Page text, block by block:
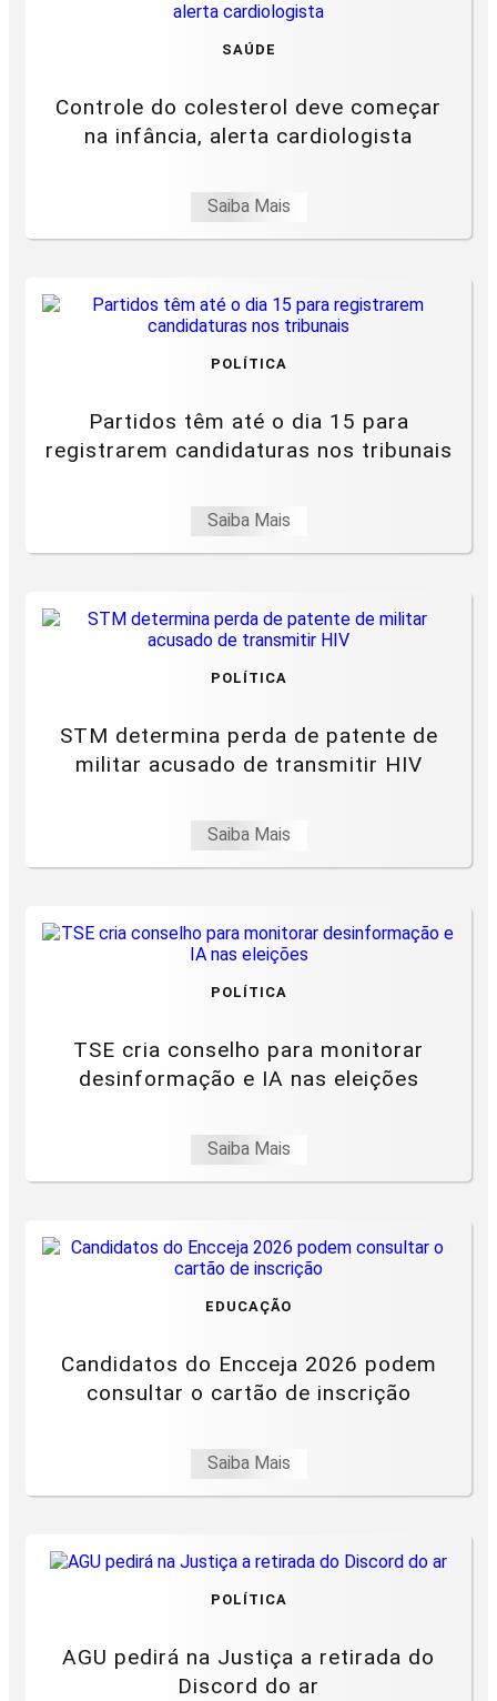
SAÚDE
Controle do colesterol deve começar
na infância, alerta cardiologista
Saiba Mais
POLÍTICA
Partidos têm até o dia 15 para
registrarem candidaturas nos tribunais
Saiba Mais
POLÍTICA
STM determina perda de patente de
militar acusado de transmitir HIV
Saiba Mais
POLÍTICA
TSE cria conselho para monitorar
desinformação e IA nas eleições
Saiba Mais
EDUCAÇÃO
Candidatos do Encceja 2026 podem
consultar o cartão de inscrição
Saiba Mais
POLÍTICA
AGU pedirá na Justiça a retirada do
Discord do ar